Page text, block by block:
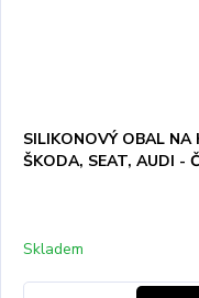
SILIKONOVÝ OBAL NA
ŠKODA, SEAT, AUDI -
Skladem